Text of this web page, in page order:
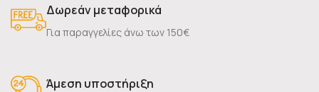
Δωρεάν μεταφορικά
Για παραγγελίες άνω των 150€
Άμεση υποστήριξη